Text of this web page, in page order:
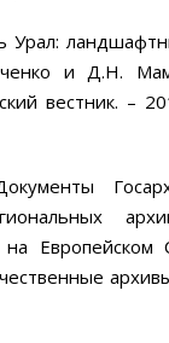
Урал:
и Д.Н.
вестник. –
на Европейском